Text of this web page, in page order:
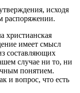
исходя
распоряжении.
христианская
имеет смысл
составляющих
случае ни то, ни
понятием.
и вопрос, что есть